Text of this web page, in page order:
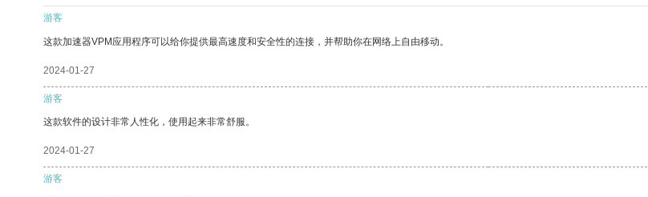
游客
这款加速器VPM应用程序可以给你提供最高速度和安全性的连接，并帮助你在网络上自由移动。
2024-01-27
游客
这款软件的设计非常人性化，使用起来非常舒服。
2024-01-27
游客